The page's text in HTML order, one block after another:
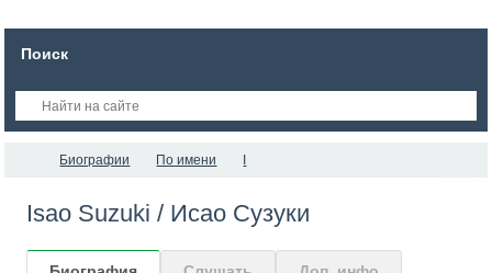
Поиск
Биографии По имени
Isao Suzuki / Исао Сузуки